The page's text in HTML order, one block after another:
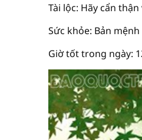
Tài lộc: Hãy cẩn
Sức khỏe: Bản
Giờ tốt trong ngày: